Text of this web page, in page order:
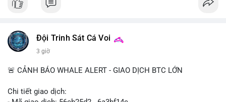
$btc
📰 Nguồn: CoinDesk
Đội Trinh Sát Cá Voi
3 giờ
🚨 CẢNH BÁO WHALE ALERT - GIAO DỊCH BTC LỚN
Chi tiết giao dịch: